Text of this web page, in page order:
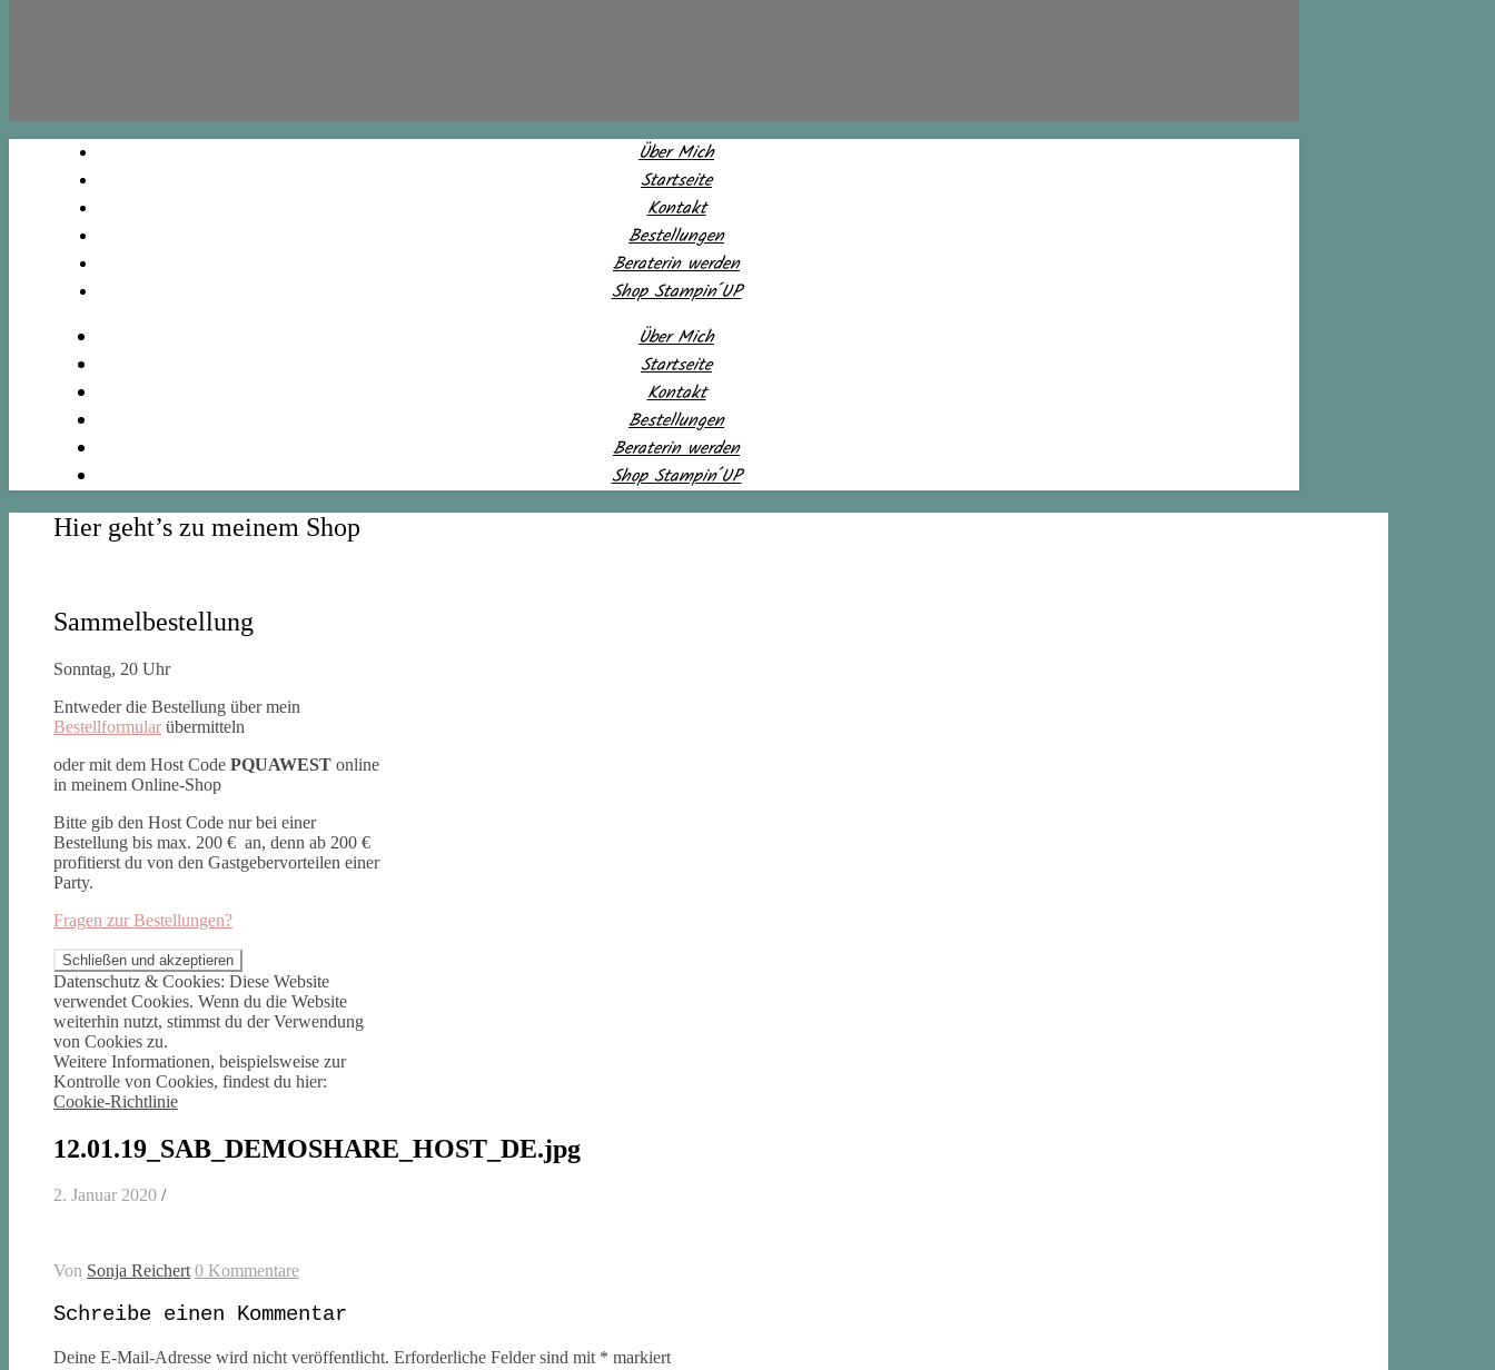
Über Mich
Startseite
Kontakt
Bestellungen
Beraterin werden
Shop Stampin´UP
Über Mich
Startseite
Kontakt
Bestellungen
Beraterin werden
Shop Stampin´UP
Hier geht’s zu meinem Shop
Sammelbestellung
Sonntag, 20 Uhr
Entweder die Bestellung über mein
Bestellformular übermitteln
oder mit dem Host Code PQUAWEST online
in meinem Online-Shop
Bitte gib den Host Code nur bei einer
Bestellung bis max. 200 € an, denn ab 200 €
profitierst du von den Gastgebervorteilen einer
Party.
Fragen zur Bestellungen?
Datenschutz & Cookies: Diese Website
verwendet Cookies. Wenn du die Website
weiterhin nutzt, stimmst du der Verwendung
von Cookies zu.
Weitere Informationen, beispielsweise zur
Kontrolle von Cookies, findest du hier:
Cookie-Richtlinie
12.01.19_SAB_DEMOSHARE_HOST_DE.jpg
2. Januar 2020 /
Von Sonja Reichert 0 Kommentare
Schreibe einen Kommentar
Deine E-Mail-Adresse wird nicht veröffentlicht. Erforderliche Felder sind mit * markiert